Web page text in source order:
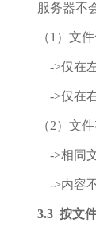
服务器不
（1）文
->仅在
->仅在
（2）文
->相同
->内容
3.3 按文